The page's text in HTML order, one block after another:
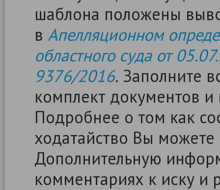
шаблона положены
в Апелляционном
областного суда от
9376/2016. Заполните
комплект документов и
Подробнее о том как
ходатайство Вы
Дополнительную
комментариях к иску и